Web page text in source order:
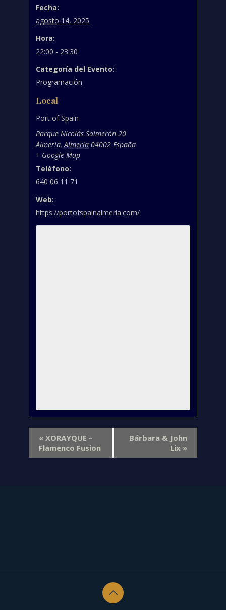
Fecha:
agosto 14, 2025
Hora:
22:00 - 23:30
Categoría del Evento:
Programación
Local
Port of Spain
Parque Nicolás Salmerón 20
Almeria, Almería 04002 España
+ Google Map
Teléfono:
640 06 11 71
Web:
https://portofspainalmeria.com/
«XORAYQUE –
Flamenco Fusion
Bárbara & John
Lix »